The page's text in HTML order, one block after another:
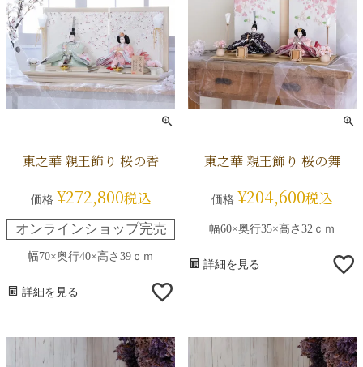
東之華 親王飾り 桜の香
価格 ¥272,800税込
オンラインショップ完売
幅70×奥行40×高さ39ｃｍ
詳細を見る
東之華 親王飾り 桜の舞
価格 ¥204,600税込
幅60×奥行35×高さ32ｃｍ
詳細を見る